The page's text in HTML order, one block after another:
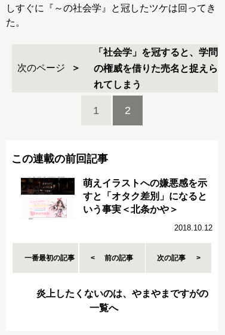
しすぐに『～の社会学』と冠したツケは回ってき
た。
次のページ
「社会学」を冠すると、学問
の権威を借りた売名と捉えら
れてしまう
1 2
この連載の前回記事
萌えイラストへの嫌悪感を示
すと「オタク差別」になると
いう事実＜北条かや＞
2018.10.12
一番最初の記事 前の記事 次の記事
炎上したくないのは、やまやまですがの
一覧へ